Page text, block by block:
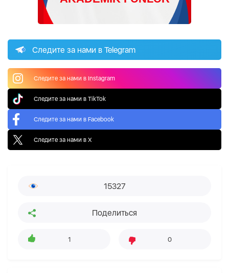
Следите за нами в Telegram
Следите за нами в Instagram
Следите за нами в TikTok
Следите за нами в Facebook
Следите за нами в X
15327
Поделиться
1 0